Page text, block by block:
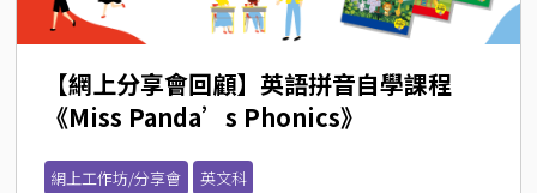
【網上分享會回顧】英語拼音自學課程
《Miss Panda’s Phonics》
網上工作坊/分享會 英文科